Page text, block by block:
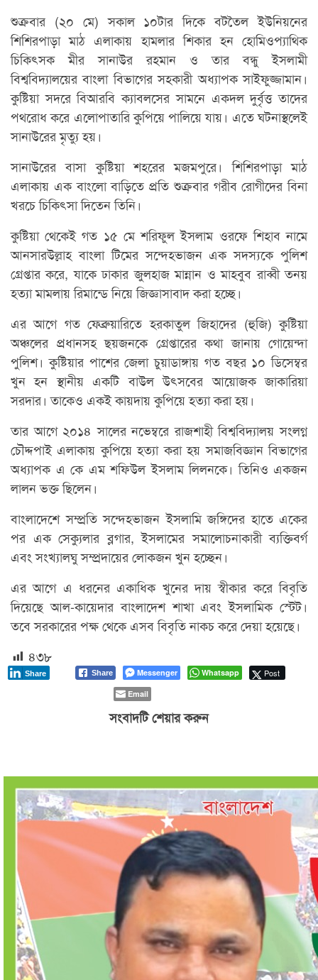
শুক্রবার (২০ মে) সকাল ১০টার দিকে বটতৈল ইউনিয়নের
শিশিরপাড়া মাঠ এলাকায় হামলার শিকার হন হোমিওপ্যাথিক
চিকিৎসক মীর সানাউর রহমান ও তার বন্ধু ইসলামী
বিশ্ববিদ্যালয়ের বাংলা বিভাগের সহকারী অধ্যাপক সাইফুজ্জামান।
কুষ্টিয়া সদরে বিআরবি ক্যাবলসের সামনে একদল দুর্বৃত্ত তাদের
পথরোধ করে এলোপাতারি কুপিয়ে পালিয়ে যায়। এতে ঘটনাস্থলেই
সানাউরের মৃত্যু হয়।
সানাউরের বাসা কুষ্টিয়া শহরের মজমপুরে। শিশিরপাড়া মাঠ
এলাকায় এক বাংলো বাড়িতে প্রতি শুক্রবার গরীব রোগীদের বিনা
খরচে চিকিৎসা দিতেন তিনি।
কুষ্টিয়া থেকেই গত ১৫ মে শরিফুল ইসলাম ওরফে শিহাব নামে
আনসারউল্লাহ বাংলা টিমের সন্দেহভাজন এক সদস্যকে পুলিশ
গ্রেপ্তার করে, যাকে ঢাকার জুলহাজ মান্নান ও মাহবুব রাব্বী তনয়
হত্যা মামলায় রিমান্ডে নিয়ে জিজ্ঞাসাবাদ করা হচ্ছে।
এর আগে গত ফেব্রুয়ারিতে হরকাতুল জিহাদের (হুজি) কুষ্টিয়া
অঞ্চলের প্রধানসহ ছয়জনকে গ্রেপ্তারের কথা জানায় গোয়েন্দা
পুলিশ। কুষ্টিয়ার পাশের জেলা চুয়াডাঙ্গায় গত বছর ১০ ডিসেম্বর
খুন হন স্থানীয় একটি বাউল উৎসবের আয়োজক জাকারিয়া
সরদার। তাকেও একই কায়দায় কুপিয়ে হত্যা করা হয়।
তার আগে ২০১৪ সালের নভেম্বরে রাজশাহী বিশ্ববিদ্যালয় সংলগ্ন
চৌদ্দপাই এলাকায় কুপিয়ে হত্যা করা হয় সমাজবিজ্ঞান বিভাগের
অধ্যাপক এ কে এম শফিউল ইসলাম লিলনকে। তিনিও একজন
লালন ভক্ত ছিলেন।
বাংলাদেশে সম্প্রতি সন্দেহভাজন ইসলামি জঙ্গিদের হাতে একের
পর এক সেক্যুলার ব্লগার, ইসলামের সমালোচনাকারী ব্যক্তিবর্গ
এবং সংখ্যালঘু সম্প্রদায়ের লোকজন খুন হচ্ছেন।
এর আগে এ ধরনের একাধিক খুনের দায় স্বীকার করে বিবৃতি
দিয়েছে আল-কায়েদার বাংলাদেশ শাখা এবং ইসলামিক স্টেট।
তবে সরকারের পক্ষ থেকে এসব বিবৃতি নাকচ করে দেয়া হয়েছে।
৪৩৮
Share Messenger Whatsapp Post
Share
Email
সংবাদটি শেয়ার করুন